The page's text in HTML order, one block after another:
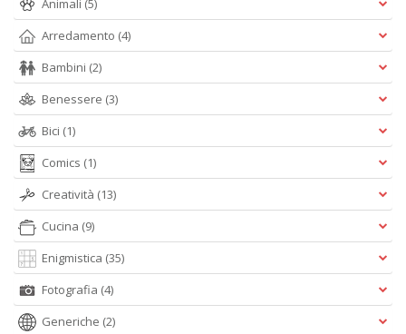
Animali (5)
Arredamento (4)
Bambini (2)
Benessere (3)
Bici (1)
Comics (1)
Creatività (13)
Cucina (9)
Enigmistica (35)
Fotografia (4)
Generiche (2)